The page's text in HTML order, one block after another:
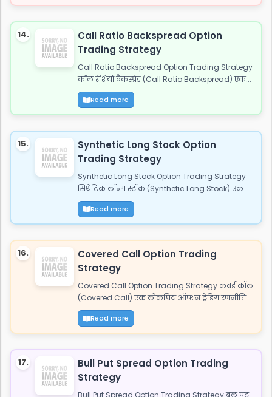
14.
Call Ratio Backspread Option
Trading Strategy
Call Ratio Backspread Option Trading Strategy
कॉल रेशियो बैकस्प्रेड (Call Ratio Backspread) एक...
Read more
15.
Synthetic Long Stock Option
Trading Strategy
Synthetic Long Stock Option Trading Strategy
सिंथेटिक लॉन्ग स्टॉक (Synthetic Long Stock) एक...
Read more
16.
Covered Call Option Trading
Strategy
Covered Call Option Trading Strategy कवर्ड कॉल
(Covered Call) एक लोकप्रिय ऑप्शन ट्रेडिंग रणनीति...
Read more
17.
Bull Put Spread Option Trading
Strategy
Bull Put Spread Option Trading Strategy बुल पुट